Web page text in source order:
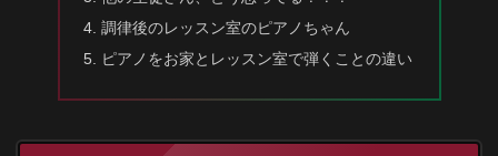
調律後のレッスン室のピアノちゃん
ピアノをお家とレッスン室で弾くことの違い